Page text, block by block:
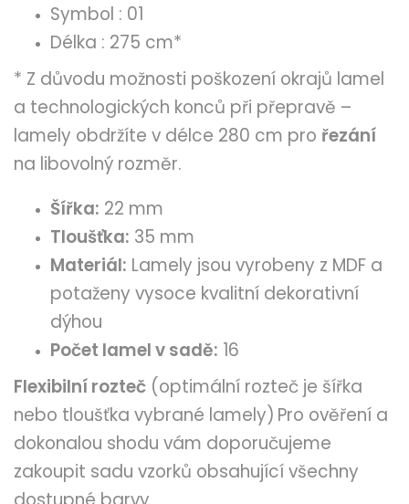
Symbol : 01
Délka : 275 cm*
* Z důvodu možnosti poškození okrajů lamel
a technologických konců při přepravě –
lamely obdržíte v délce 280 cm pro řezání
na libovolný rozměr.
Šířka: 22 mm
Tloušťka: 35 mm
Materiál: Lamely jsou vyrobeny z MDF a
potaženy vysoce kvalitní dekorativní
dýhou
Počet lamel v sadě: 16
Flexibilní rozteč (optimální rozteč je šířka
nebo tloušťka vybrané lamely) Pro ověření a
dokonalou shodu vám doporučujeme
zakoupit sadu vzorků obsahující všechny